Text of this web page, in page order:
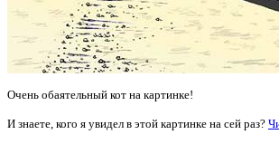
Очень обаятельный кот на картинке!
И знаете, кого я увидел в этой картинке на сей раз?